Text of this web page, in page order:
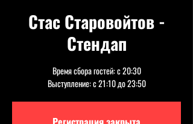
Стас Старовойтов -
Стендап
Время сбора гостей: с 20:30
Выступление: с 21:10 до 23:50